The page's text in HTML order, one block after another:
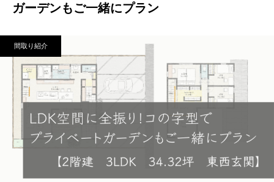
ガーデンもご一緒にプラン
間取り紹介